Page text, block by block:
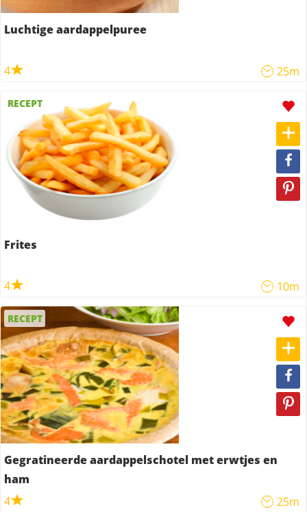
Luchtige aardappelpuree
4 25m
RECEPT
Frites
4 10m
RECEPT
Gegratineerde aardappelschotel met erwtjes en
ham
4
25m